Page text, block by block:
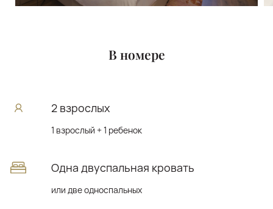
В номере
2 взрослых
1 взрослый + 1 ребенок
Одна двуспальная кровать
или две односпальных